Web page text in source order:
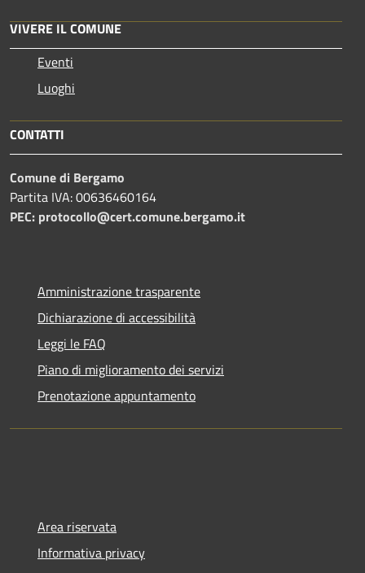
VIVERE IL COMUNE
Eventi
Luoghi
CONTATTI
Comune di Bergamo
Partita IVA: 00636460164
PEC: protocollo@cert.comune.bergamo.it
Amministrazione trasparente
Dichiarazione di accessibilità
Leggi le FAQ
Piano di miglioramento dei servizi
Prenotazione appuntamento
Area riservata
Informativa privacy